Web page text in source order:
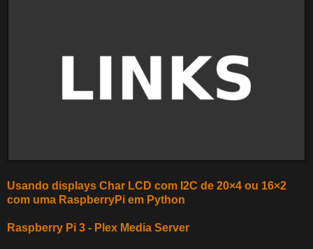
Usando displays Char LCD com I2C de 20×4 ou 16×2
com uma RaspberryPi em Python
Raspberry Pi 3 - Plex Media Server